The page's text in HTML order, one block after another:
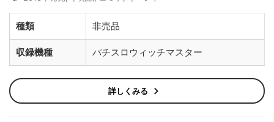
種類 非売品
収録機種 パチスロウィッチマスター
詳しくみる